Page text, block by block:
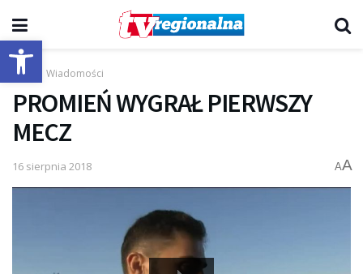
Otwórz pasek narzędzi
Start Wiadomości
PROMIEŃ WYGRAŁ PIERWSZY
MECZ
16 sierpnia 2018 AA